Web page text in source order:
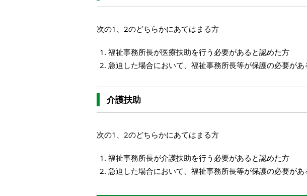
次の1、2のどちらかにあてはまる方
福祉事務所長が医療扶助を行う必要があると認めた方
急迫した場合において、福祉事務所長等が保護の必要があ
介護扶助
次の1、2のどちらかにあてはまる方
福祉事務所長が介護扶助を行う必要があると認めた方
急迫した場合において、福祉事務所長等が保護の必要があ